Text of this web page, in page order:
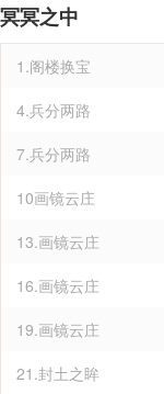
冥冥之中
1.阁楼换宝
4.兵分两路
7.兵分两路
10画镜云庄
13.画镜云庄
16.画镜云庄
19.画镜云庄
21.封土之眸